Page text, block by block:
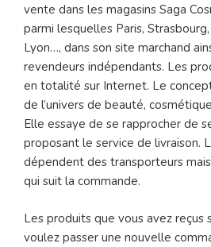
vente dans les magasins Saga
parmi lesquelles Paris,
Lyon…, dans son site marchand
revendeurs indépendants. Les
en totalité sur Internet. Le
de l’univers de beauté,
Elle essaye de se rapprocher de
proposant le service de livraison.
dépendent des transporteurs
qui suit la commande.
Les produits que vous avez reçus
voulez passer une nouvelle